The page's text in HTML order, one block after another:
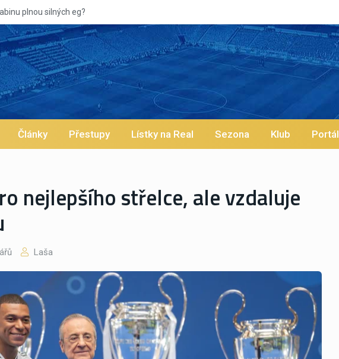
eg?
Články Přestupy Lístky na Real Sezona Klub Portál
nejlepšího střelce, ale vzdaluje
Laša